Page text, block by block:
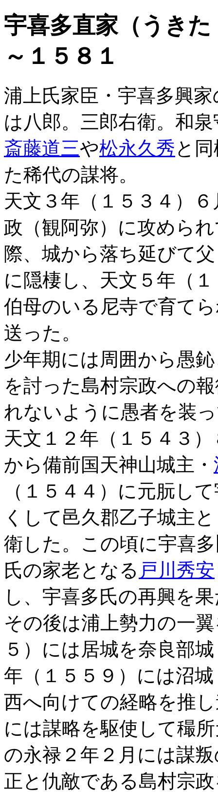
宇喜多直家（うき
～１５８１
浦上氏家臣・宇喜多興
は八郎。三郎右衛。和泉
斎藤道三や松永久秀と
た稀代の謀将。
天文３年（１５３４）
政（観阿弥）に攻めら
際、城から落ち延びて
に隠棲し、天文５年（
伯母のいる尼寺で育て
送った。
少年期には周囲から愚
を討った島村宗政への
れないように愚者を装
天文１２年（１５４３
から備前国天神山城主・
（１５４４）に元朊し
くして邑久郡乙子城主
衛した。この頃に宇喜
氏の家老となる 戸川秀安
し、宇喜多氏の再興を
その後は浦上勢力の一
５）には居城を奈良部
年（１５５９）には沼
西へ向けての経略を推
には謀略を駆使して穝
の永禄２年２月には謀
正と仇敵である島村宗